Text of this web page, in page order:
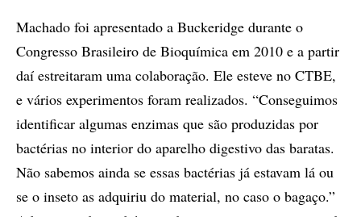
Machado foi apresentado a Buckeridge durante o
Congresso Brasileiro de Bioquímica em 2010 e a partir
daí estreitaram uma colaboração. Ele esteve no CTBE,
e vários experimentos foram realizados. “Conseguimos
identificar algumas enzimas que são produzidas por
bactérias no interior do aparelho digestivo das baratas.
Não sabemos ainda se essas bactérias já estavam lá ou
se o inseto as adquiriu do material, no caso o bagaço.”